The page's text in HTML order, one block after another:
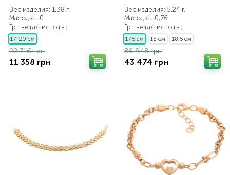
Вес изделия: 1,38 г.
Масса, ct: 0
Гр.цвета/чистоты:
17-20 см
22 716 грн
11 358 грн
Вес изделия: 5,24 г.
Масса, ct: 0,76
Гр.цвета/чистоты:
17,5 см 18 см 18,5 см
86 948 грн
43 474 грн